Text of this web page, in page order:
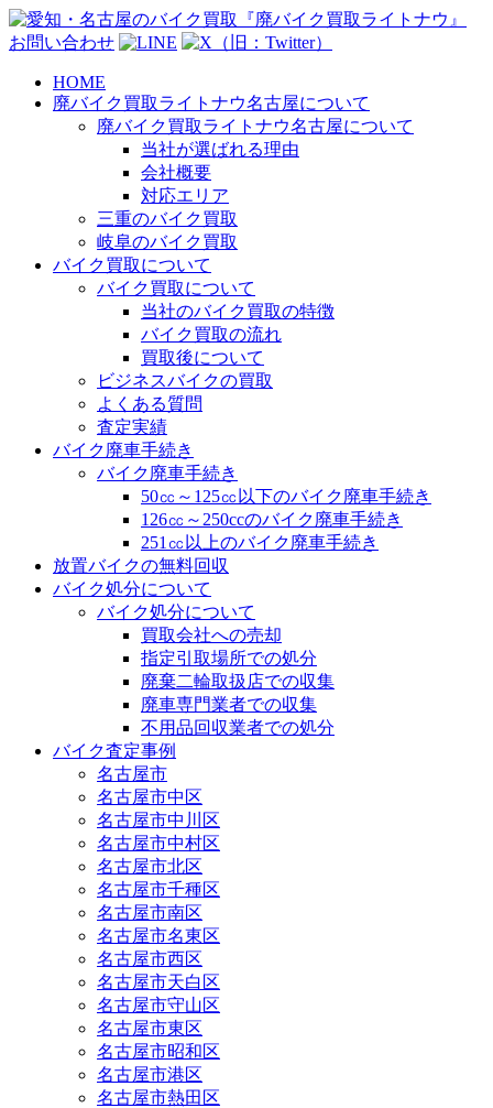
お問い合わせ
HOME
廃バイク買取ライトナウ名古屋について
廃バイク買取ライトナウ名古屋について
当社が選ばれる理由
会社概要
対応エリア
三重のバイク買取
岐阜のバイク買取
バイク買取について
バイク買取について
当社のバイク買取の特徴
バイク買取の流れ
買取後について
ビジネスバイクの買取
よくある質問
査定実績
バイク廃車手続き
バイク廃車手続き
50㏄～125㏄以下のバイク廃車手続き
126㏄～250ccのバイク廃車手続き
251㏄以上のバイク廃車手続き
放置バイクの無料回収
バイク処分について
バイク処分について
買取会社への売却
指定引取場所での処分
廃棄二輪取扱店での収集
廃車専門業者での収集
不用品回収業者での処分
バイク査定事例
名古屋市
名古屋市中区
名古屋市中川区
名古屋市中村区
名古屋市北区
名古屋市千種区
名古屋市南区
名古屋市名東区
名古屋市西区
名古屋市天白区
名古屋市守山区
名古屋市東区
名古屋市昭和区
名古屋市港区
名古屋市熱田区